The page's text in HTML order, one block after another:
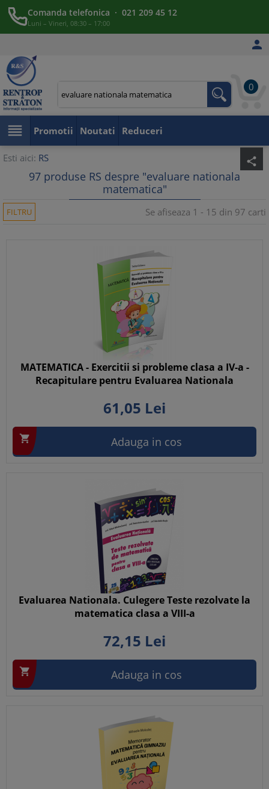
Comanda telefonica · 021 209 45 12
Luni – Vineri, 08:30 – 17:00

0
 Promotii Noutati Reduceri
Esti aici: RS share
97 produse RS despre "evaluare nationala
matematica"
FILTRU Se afiseaza 1 - 15 din 97 carti
MATEMATICA - Exercitii si probleme clasa a IV-a -
Recapitulare pentru Evaluarea Nationala
61,05 Lei
 Adauga in cos
Evaluarea Nationala. Culegere Teste rezolvate la
matematica clasa a VIII-a
72,15 Lei
 Adauga in cos